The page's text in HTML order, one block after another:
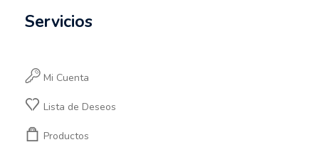
Servicios
Mi Cuenta
Lista de Deseos
Productos